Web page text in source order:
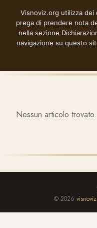
contenuto
Nessun articolo trovato.
© 2026
Visnoviz.org utilizza
prega di prendere nota
nella sezione
navigazione su questo